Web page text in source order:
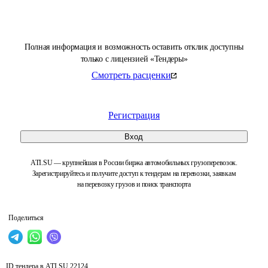
Полная информация и возможность оставить отклик доступны
только с лицензией «Тендеры»
Смотреть расценки
Регистрация
Вход
ATI.SU — крупнейшая в России биржа автомобильных грузоперевозок.
Зарегистрируйтесь и получите доступ к тендерам на перевозки, заявкам
на перевозку грузов и поиск транспорта
Поделиться
ID тендера в ATI.SU 22124